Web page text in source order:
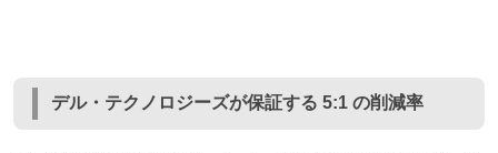
デル・テクノロジーズが保証する 5:1 の削減率